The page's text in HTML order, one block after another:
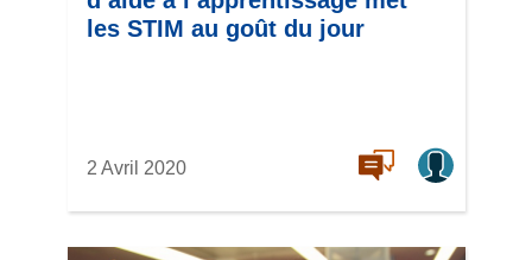
les STIM au goût du jour
2 Avril 2020